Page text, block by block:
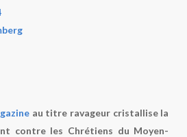
au titre ravageur cristallise la
contre les Chrétiens du Moyen-